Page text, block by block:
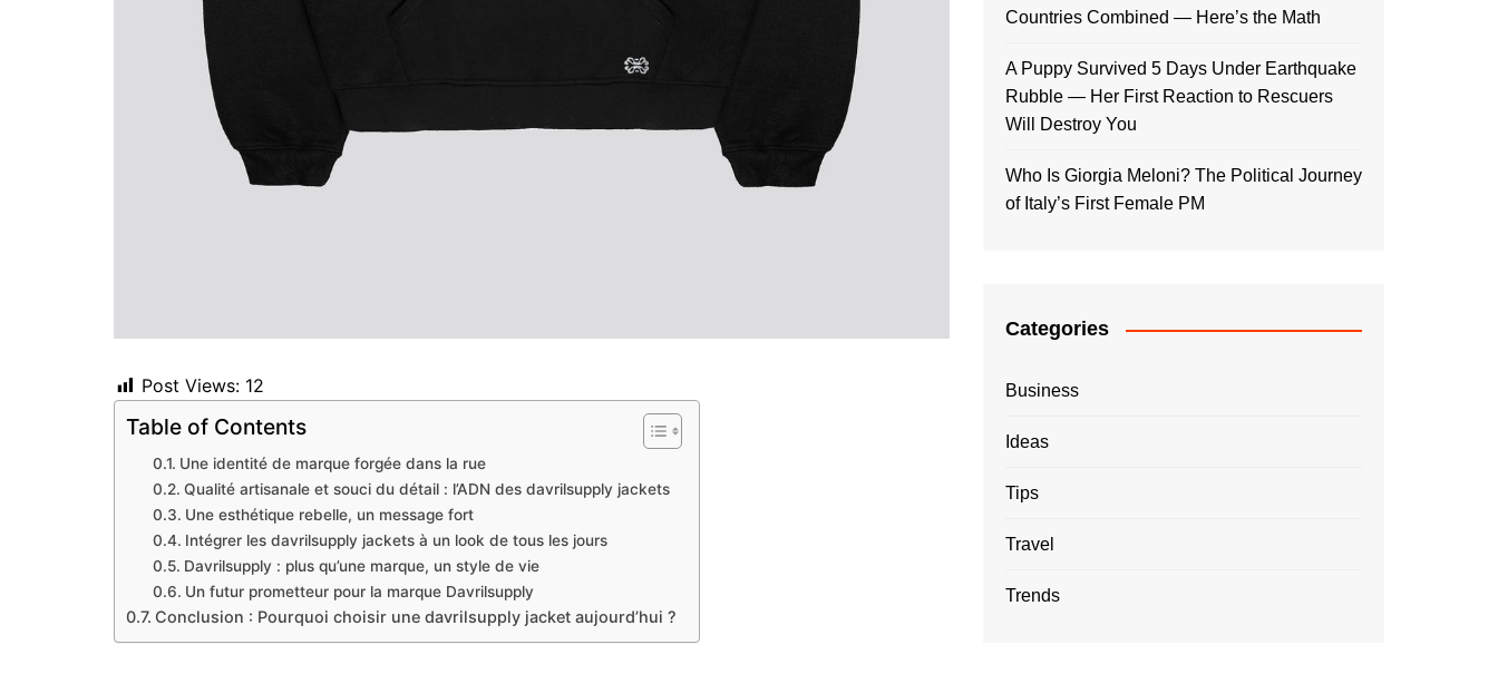
Post Views: 12
Table of Contents
Une identité de marque forgée dans la rue
Qualité artisanale et souci du détail : l’ADN des davrilsupply jackets
Une esthétique rebelle, un message fort
Intégrer les davrilsupply jackets à un look de tous les jours
Davrilsupply : plus qu’une marque, un style de vie
Un futur prometteur pour la marque Davrilsupply
Conclusion : Pourquoi choisir une davrilsupply jacket aujourd’hui ?
Countries Combined — Here’s the Math
A Puppy Survived 5 Days Under Earthquake
Rubble — Her First Reaction to Rescuers
Will Destroy You
Who Is Giorgia Meloni? The Political Journey
of Italy’s First Female PM
Categories
Business
Ideas
Tips
Travel
Trends